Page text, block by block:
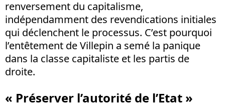
renversement du capitalisme,
indépendamment des revendications initiales
qui déclenchent le processus. C’est pourquoi
l’entêtement de Villepin a semé la panique
dans la classe capitaliste et les partis de
droite.
« Préserver l’autorité de l’Etat »